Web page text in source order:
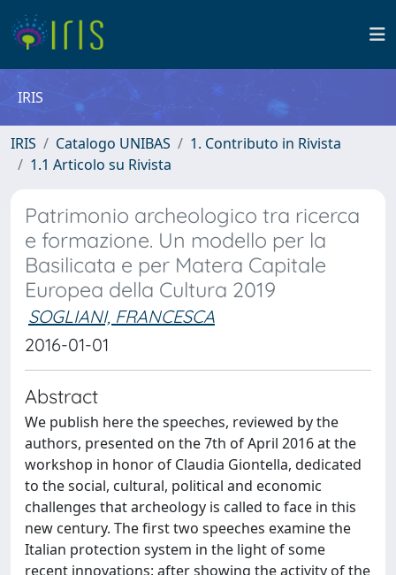
IRIS
IRIS Catalogo UNIBAS
1. Contributo in Rivista
1.1 Articolo su Rivista
Patrimonio archeologico tra ricerca
e formazione. Un modello per la
Basilicata e per Matera Capitale
Europea della Cultura 2019
SOGLIANI, FRANCESCA
2016-01-01
Abstract
We publish here the speeches, reviewed by the
authors, presented on the 7th of April 2016 at the
workshop in honor of Claudia Giontella, dedicated
to the social, cultural, political and economic
challenges that archeology is called to face in this
new century. The first two speeches examine the
Italian protection system in the light of some
recent innovations: after showing the activity of the